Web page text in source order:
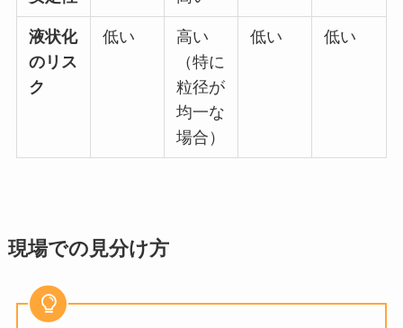
液状化
のリス
ク
低い
高い
（特に
粒径が
均一な
場合）
低い 低い
現場での見分け方